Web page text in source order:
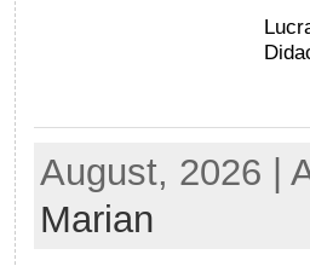
August, 2026 |
Marian